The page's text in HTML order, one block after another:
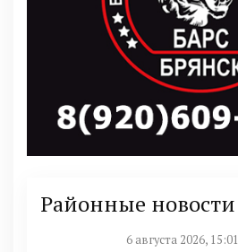
Районные новости
6 августа 2026, 15:01